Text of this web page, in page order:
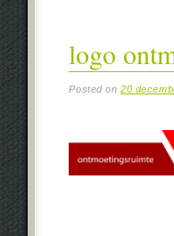
logo
Posted on20